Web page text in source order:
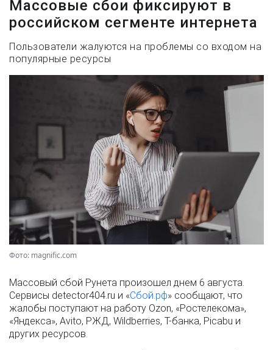
Массовые сбои фиксируют в
российском сегменте интернета
Пользователи жалуются на проблемы со входом на
популярные ресурсы
Фото: magnific.com
Массовый сбой Рунета произошел днем 6 августа.
Сервисы detector404.ru и «Сбой.рф» сообщают, что
жалобы поступают на работу Ozon, «Ростелекома»,
«Яндекса», Avito, РЖД, Wildberries, Т-банка, Picabu и
других ресурсов.